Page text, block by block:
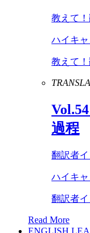
教えて
ハイキ
教えて
Vol.54
過程
翻訳者
ハイキ
翻訳者
Read More
ENGLISH